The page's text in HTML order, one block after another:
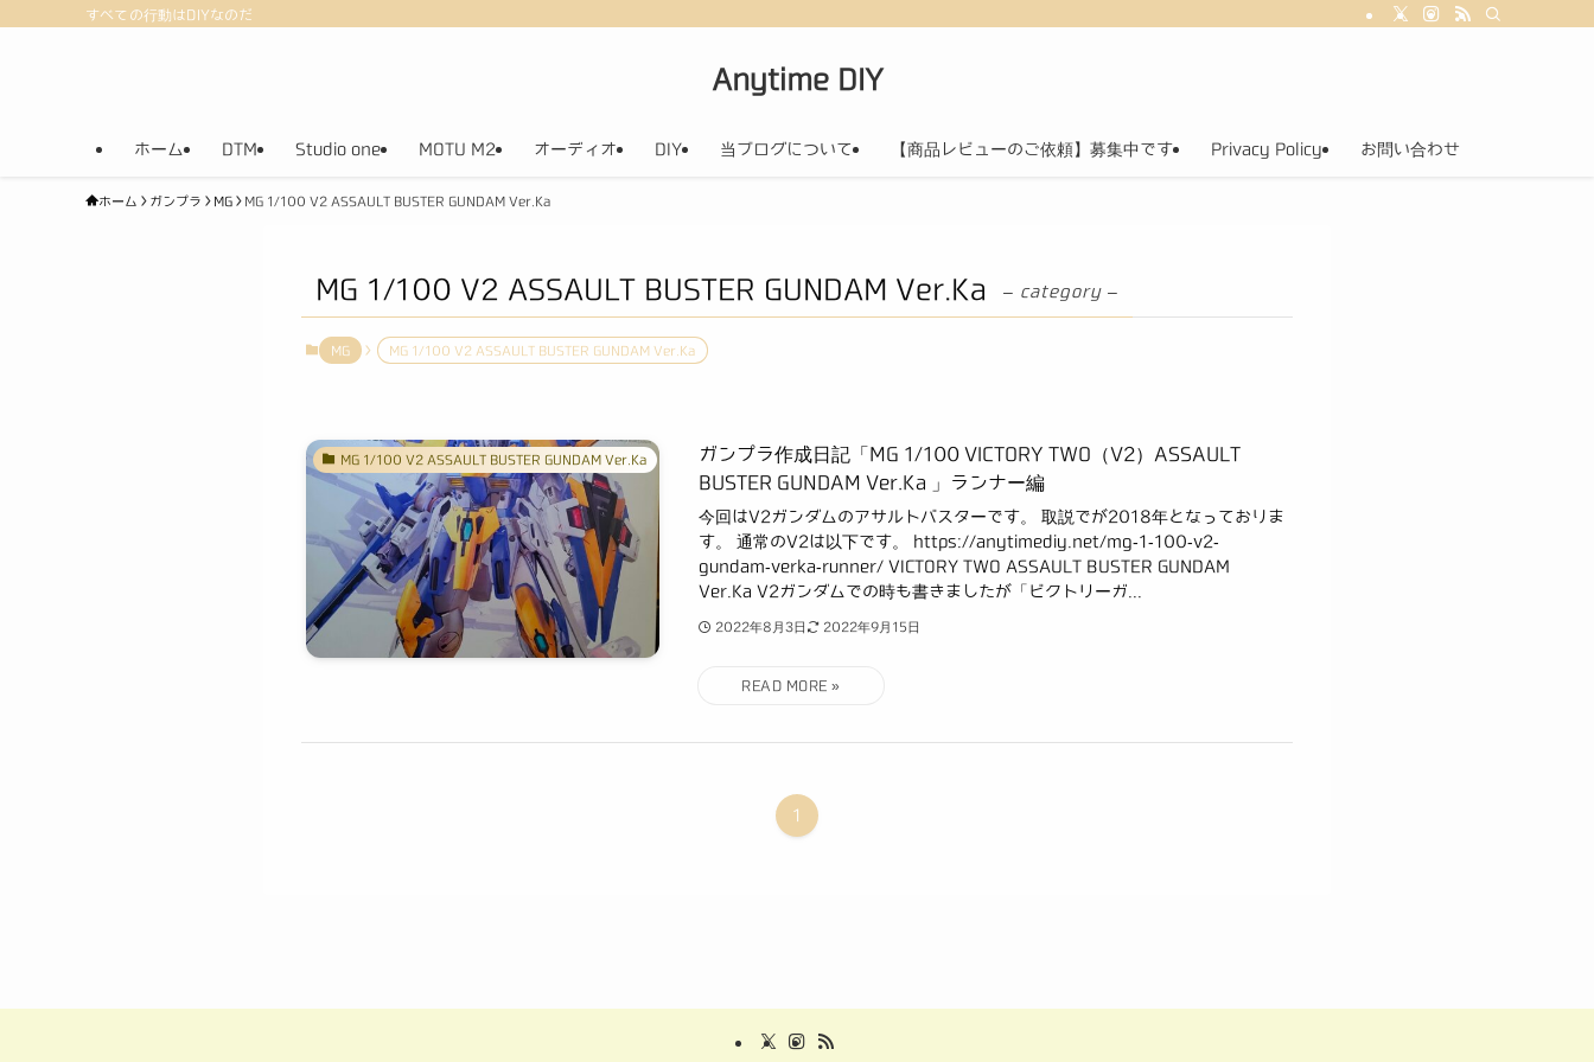
すべての行動はDIYなのだ
Anytime DIY
ホーム DTM Studio one MOTU M2 オーディオ DIY 当ブログについて 【商品レビューのご依頼】募集中です Privacy Policy お問い合わせ
ホーム ガンプラ MG MG 1/100 V2 ASSAULT BUSTER GUNDAM Ver.Ka
MG 1/100 V2 ASSAULT BUSTER GUNDAM Ver.Ka – category –
MG MG 1/100 V2 ASSAULT BUSTER GUNDAM Ver.Ka
MG 1/100 V2 ASSAULT BUSTER GUNDAM Ver.Ka
ガンプラ作成日記「MG 1/100 VICTORY TWO（V2）ASSAULT
BUSTER GUNDAM Ver.Ka 」ランナー編
今回はV2ガンダムのアサルトバスターです。 取説でが2018年となっておりま
す。 通常のV2は以下です。 https://anytimediy.net/mg-1-100-v2-
gundam-verka-runner/ VICTORY TWO ASSAULT BUSTER GUNDAM
Ver.Ka V2ガンダムでの時も書きましたが「ビクトリーガ...
2022年8月3日 2022年9月15日
1